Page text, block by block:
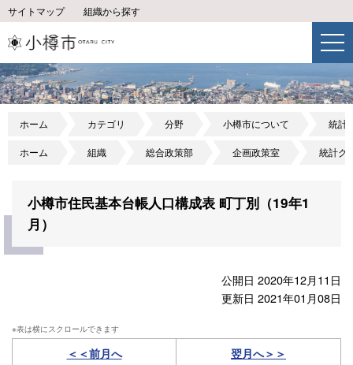
サイトマップ 組織から探す
ホーム カテゴリ 分野 小樽市について 統計
ホーム 組織 総合政策部 企画政策室 統計グ
小樽市住民基本台帳人口構成表 町丁別（19年1
月）
公開日 2020年12月11日
更新日 2021年01月08日
＜＜前月へ 翌月へ＞＞